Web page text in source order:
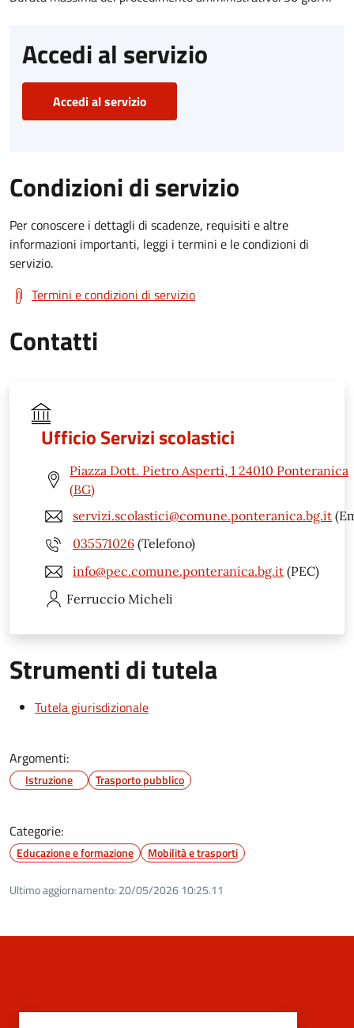
Accedi al servizio
Accedi al servizio
Condizioni di servizio
Per conoscere i dettagli di scadenze, requisiti e altre
informazioni importanti, leggi i termini e le condizioni di
servizio.
Termini e condizioni di servizio
Contatti
Ufficio Servizi scolastici
Piazza Dott. Pietro Asperti, 1 24010 Ponteranica
(BG)
servizi.scolastici@comune.ponteranica.bg.it
035571026 (Telefono)
info@pec.comune.ponteranica.bg.it (PEC)
Ferruccio Micheli
Strumenti di tutela
Tutela giurisdizionale
Argomenti:
Istruzione Trasporto pubblico
Categorie:
Educazione e formazione Mobilità e trasporti
Ultimo aggiornamento: 20/05/2026 10:25.11